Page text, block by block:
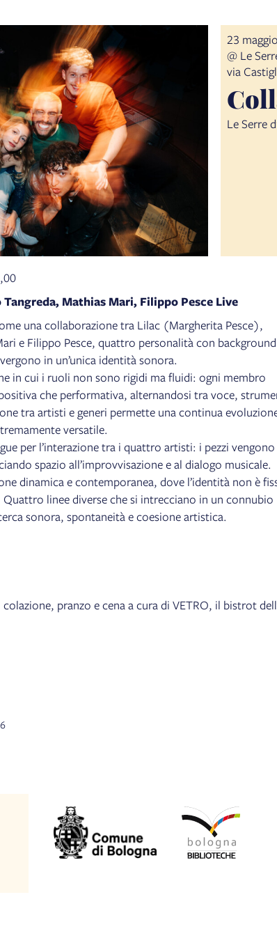
23
@ Le
via
Le Serre
Mathias Mari, Filippo Pesce Live
una collaborazione tra Lilac (Margherita Pesce),
e Filippo Pesce, quattro personalità con
in un’unica identità sonora.
in cui i ruoli non sono rigidi ma fluidi: ogni membro
che performativa, alternandosi tra voce,
tra artisti e generi permette una continua
versatile.
per l’interazione tra i quattro artisti: i pezzi vengono
spazio all’improvvisazione e al dialogo musicale.
dinamica e contemporanea, dove l’identità non è
linee diverse che si intrecciano in un connubio
sonora, spontaneità e coesione artistica.
pranzo e cena a cura di VETRO, il bistrot